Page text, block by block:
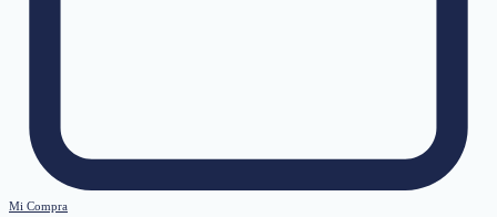
Mi Compra